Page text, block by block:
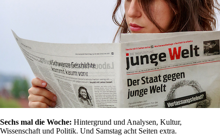
Sechs mal die Woche: Hintergrund und Analysen, Kultur,
Wissenschaft und Politik. Und Samstag acht Seiten extra.